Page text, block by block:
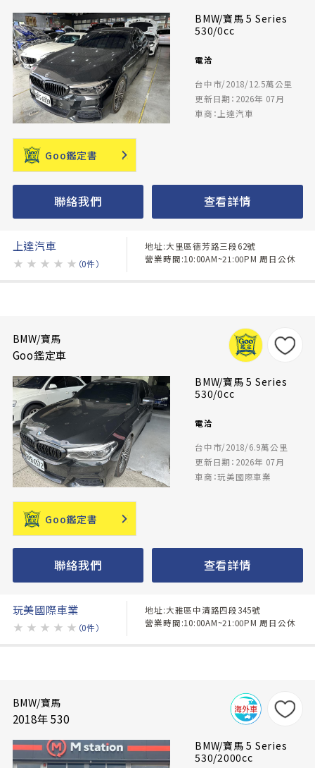
BMW/寶馬 5 Series
530/0cc
電洽
台中市/2018/12.5萬公里
更新日期：2026年 07月
車商：上達汽車
Goo鑑定書
聯絡我們 查看詳情
上達汽車
★ ★ ★ ★ ★ （0件）
地址:大里區德芳路三段62號
營業時間:10:00AM~21:00PM 周日公休
BMW/寶馬
Goo鑑定車
BMW/寶馬 5 Series
530/0cc
電洽
台中市/2018/6.9萬公里
更新日期：2026年 07月
車商：玩美國際車業
Goo鑑定書
聯絡我們 查看詳情
玩美國際車業
★ ★ ★ ★ ★ （0件）
地址:大雅區中清路四段345號
營業時間:10:00AM~21:00PM 周日公休
BMW/寶馬
2018年 530
BMW/寶馬 5 Series
530/2000cc